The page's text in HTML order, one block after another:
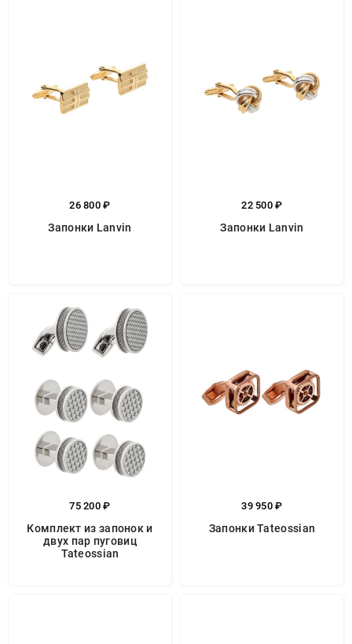
26 800 ₽
Запонки Lanvin
22 500 ₽
Запонки Lanvin
75 200 ₽
Комплект из запонок и
двух пар пуговиц
Tateossian
39 950 ₽
Запонки Tateossian